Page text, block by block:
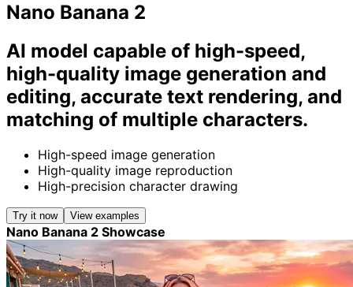
Nano Banana 2
AI model capable of high-speed,
high-quality image generation and
editing, accurate text rendering, and
matching of multiple characters.
High-speed image generation
High-quality image reproduction
High-precision character drawing
Try it now View examples
Nano Banana 2 Showcase